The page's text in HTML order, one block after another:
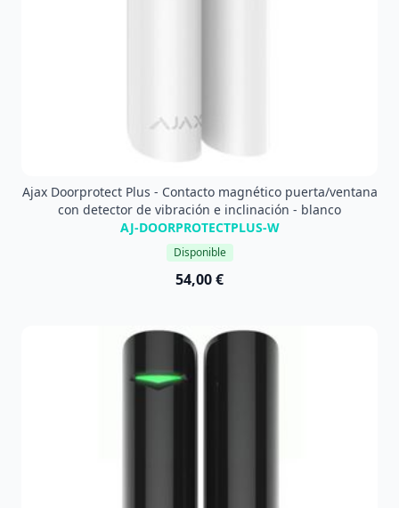
Ajax Doorprotect Plus - Contacto magnético puerta/ventana
con detector de vibración e inclinación - blanco
AJ-DOORPROTECTPLUS-W
Disponible
54,00 €